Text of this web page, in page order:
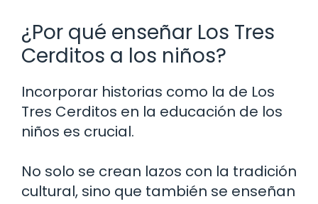
¿Por qué enseñar Los Tres
Cerditos a los niños?
Incorporar historias como la de Los
Tres Cerditos en la educación de los
niños es crucial.
No solo se crean lazos con la tradición
cultural, sino que también se enseñan